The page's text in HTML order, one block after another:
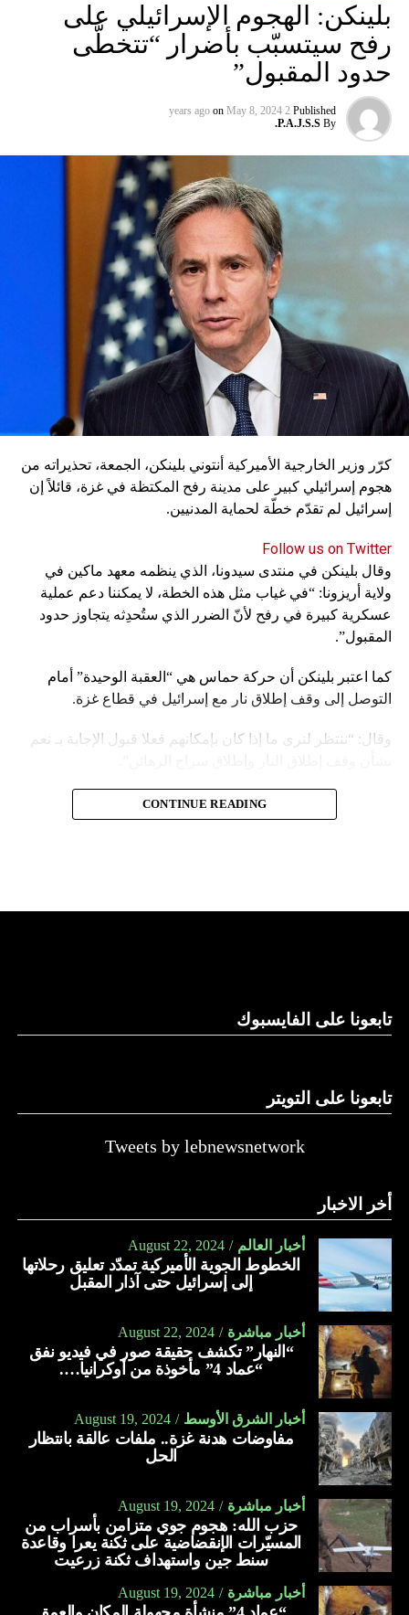
بلينكن: الهجوم الإسرائيلي على
رفح سيتسبّب بأضرار “تتخطّى
حدود المقبول”
Published
2 years ago
on May 8, 2024
By
P.A.J.S.S.
كرّر وزير الخارجية الأميركية أنتوني بلينكن، الجمعة، تحذيراته من
هجوم إسرائيلي كبير على مدينة رفح المكتظة في غزة، قائلاً إن
إسرائيل لم تقدّم خطّة لحماية المدنيين.
Follow us on Twitter
وقال بلينكن في منتدى سيدونا، الذي ينظمه معهد ماكين في
ولاية أريزونا: “في غياب مثل هذه الخطة، لا يمكننا دعم عملية
عسكرية كبيرة في رفح لأنّ الضرر الذي ستُحدِثه يتجاوز حدود
المقبول”.
كما اعتبر بلينكن أن حركة حماس هي “العقبة الوحيدة” أمام
التوصل إلى وقف إطلاق نار مع إسرائيل في قطاع غزة.
وقال: “ننتظر لنرى ما إذا كان بإمكانهم فعلا قبول الإجابة بـ نعم
وأضاف: “الواقع في هذه اللحظة أن العقبة الوحيدة بين شعب
غزة ووقف إطلاق نار هي حماس”.
في غزة نفسها والذين ليس لدى أي منا اتصال مباشر معهم”.
CONTINUE READING
تابعونا على الفايسبوك
تابعونا على التويتر
Tweets by lebnewsnetwork
أخر الاخبار
أخبار العالم August 22, 2024
الخطوط الجوية الأميركية تمدّد تعليق رحلاتها
إلى إسرائيل حتى آذار المقبل
أخبار مباشرة August 22, 2024
“النهار” تكشف حقيقة صور في فيديو نفق
“عماد 4” مأخوذة من أوكرانيا….
أخبار الشرق الأوسط August 19, 2024
مفاوضات هدنة غزة.. ملفات عالقة بانتظار
الحل
أخبار مباشرة August 19, 2024
حزب الله: هجوم جوي متزامن بأسراب من
المسيّرات الإنقضاضية على ثكنة يعرا وقاعدة
سنط جين واستهداف ثكنة زرعيت
أخبار مباشرة August 19, 2024